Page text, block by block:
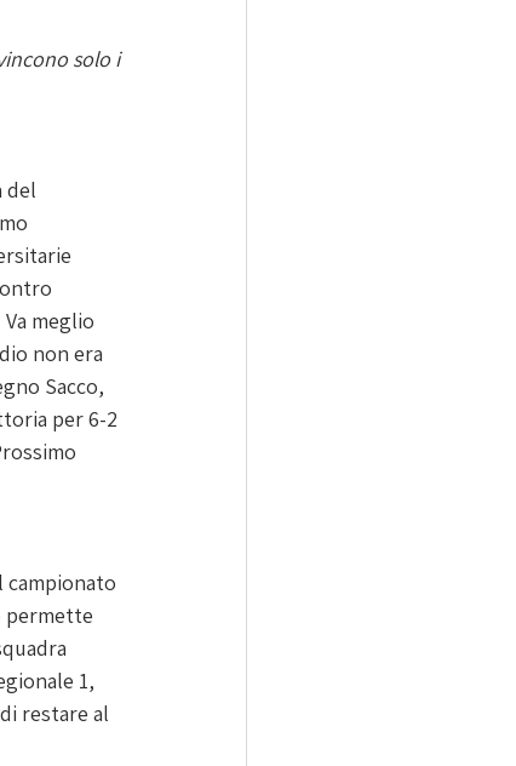
solo i
del
meglio
non era
Sacco,
per 6-2
campionato
permette
1,
restare al